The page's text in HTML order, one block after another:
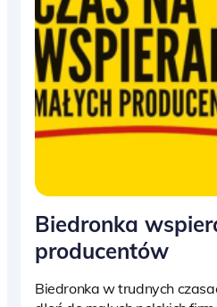
Biedronka
producentów
Biedronka w trudnych